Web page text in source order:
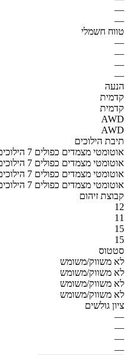
—
—
טווח חשמלי
—
—
—
—
הנעה
קדמית
קדמית
AWD
AWD
תיבת הילוכים
אוטומטי מצמדים כפולים 7 הילוכים
אוטומטי מצמדים כפולים 7 הילוכים
אוטומטי מצמדים כפולים 7 הילוכים
אוטומטי מצמדים כפולים 7 הילוכים
קבוצת זיהום
12
11
15
15
סטטוס
לא משווק/משומש
לא משווק/משומש
לא משווק/משומש
לא משווק/משומש
ציון גולשים
—
—
—
—